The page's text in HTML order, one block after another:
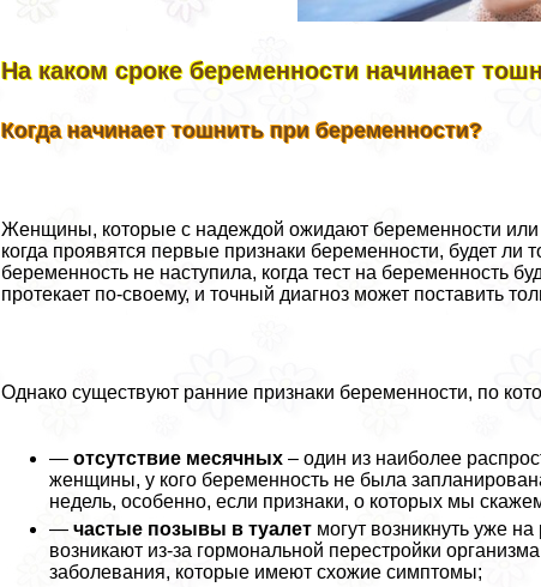
На каком сроке беременности начинает
Когда начинает тошнить при беременности?
Женщины, которые с надеждой ожидают беременности или
когда проявятся первые признаки беременности, будет ли
беременность не наступила, когда тест на беременность
протекает по-своему, и точный диагноз может поставить
Однако существуют ранние признаки беременности, по
—отсутствие мecячных – один из наиболее
женщины, у кого беременность не была
недель, особенно, если признаки, о которых мы
—частые позывы в туалет могут возникнуть уже
возникают из-за гормональной перестройки
заболевания, которые имеют схожие симптомы;